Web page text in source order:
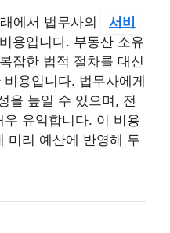
에서 법무사의
서비
용입니다. 부동산 소유
잡한 법적 절차를 대신
용입니다. 법무사에게
을 높일 수 있으며, 전
유익합니다. 이 비용
미리 예산에 반영해 두